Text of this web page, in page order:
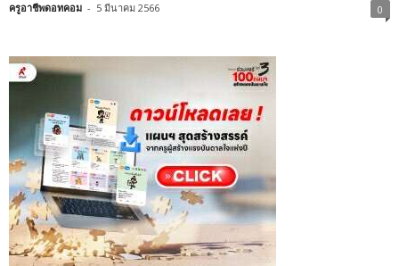
ครูอาชีพดอทคอม - 5 มีนาคม 2566 0